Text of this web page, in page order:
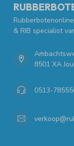
& RIB specialist
8501 XA
0513-